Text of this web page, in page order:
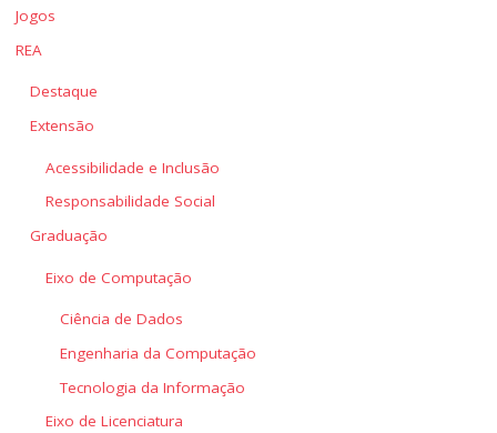
Jogos
REA
Destaque
Extensão
Acessibilidade e Inclusão
Responsabilidade Social
Graduação
Eixo de Computação
Ciência de Dados
Engenharia da Computação
Tecnologia da Informação
Eixo de Licenciatura